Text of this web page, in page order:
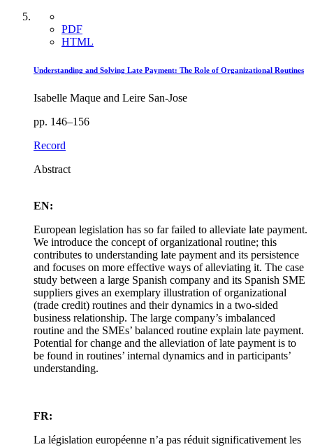
PDF
HTML
Understanding and Solving Late Payment: The Role of Organizational Routines
Isabelle Maque and Leire San-Jose
pp. 146–156
Record
Abstract
EN:
European legislation has so far failed to alleviate late payment.
We introduce the concept of organizational routine; this
contributes to understanding late payment and its persistence
and focuses on more effective ways of alleviating it. The case
study between a large Spanish company and its Spanish SME
suppliers gives an exemplary illustration of organizational
(trade credit) routines and their dynamics in a two-sided
business relationship. The large company’s imbalanced
routine and the SMEs’ balanced routine explain late payment.
Potential for change and the alleviation of late payment is to
be found in routines’ internal dynamics and in participants’
understanding.
FR:
La législation européenne n’a pas réduit significativement les